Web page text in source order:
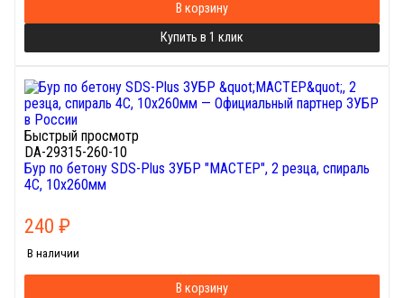
В корзину
Купить в 1 клик
Быстрый просмотр
DA-29315-260-10
Бур по бетону SDS-Plus ЗУБР "МАСТЕР", 2 резца, спираль
4С, 10х260мм
240 ₽
В наличии
В корзину